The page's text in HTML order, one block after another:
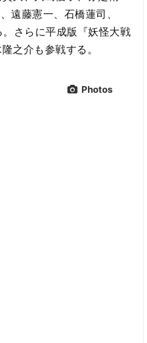
遠藤憲一、石橋蓮司、
さらに平成版『妖怪大戦
之介も参戦する。
Photos